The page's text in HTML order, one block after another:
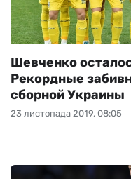
23 листопада 2019, 08:05
Шевченко
Рекордные
сборной Украины